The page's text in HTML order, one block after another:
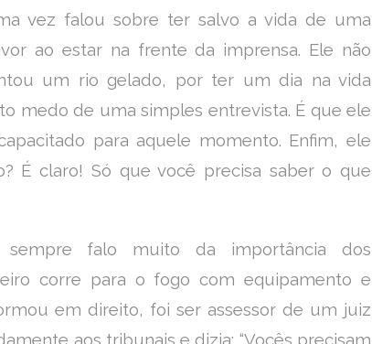
vez falou sobre ter salvo a vida de uma
ao estar na frente da imprensa. Ele não
um rio gelado, por ter um dia na vida
medo de uma simples entrevista. É que ele
para aquele momento. Enfim, ele
É claro! Só que você precisa saber o que
falo muito da importância dos
corre para o fogo com equipamento e
em direito, foi ser assessor de um juiz
aos tribunais e dizia: “Vocês precisam